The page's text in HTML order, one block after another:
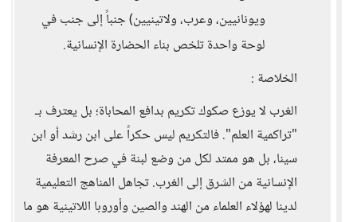
ويونانيين، وعرب، ولاتينيين) جنباً إلى جنب في
لوحة واحدة تلخص بناء الحضارة الإنسانية.
الخلاصة :
الغرب لا يوزع صكوك تكريم بدافع المحاباة؛ بل يعترف بـ
"تراكمية العلم". فالتكريم ليس حكراً على ابن رشد أو ابن
سينا، بل هو ممتد لكل من وضع لبنة في صرح المعرفة
الإنسانية من الشرق إلى الغرب. تجاهل المناهج التعليمية
لدينا لهؤلاء العلماء من الهند والصين وأوروبا اللاتينية هو ما